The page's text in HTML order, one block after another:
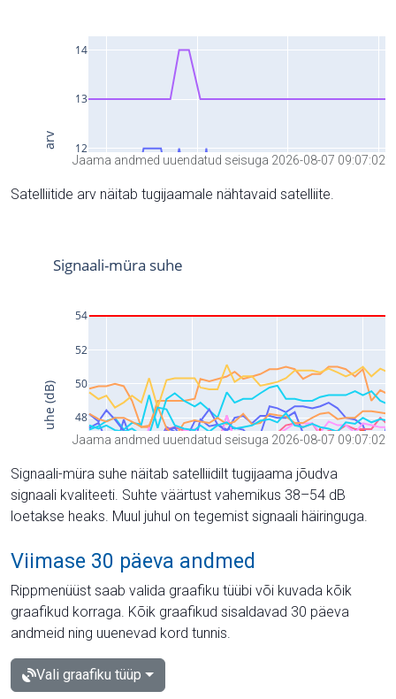
Jaama andmed uuendatud seisuga 2026-08-07 09:07:02
Satelliitide arv näitab tugijaamale nähtavaid satelliite.
Jaama andmed uuendatud seisuga 2026-08-07 09:07:02
Signaali-müra suhe näitab satelliidilt tugijaama jõudva
signaali kvaliteeti. Suhte väärtust vahemikus 38–54 dB
loetakse heaks. Muul juhul on tegemist signaali häiringuga.
Viimase 30 päeva andmed
Rippmenüüst saab valida graafiku tüübi või kuvada kõik
graafikud korraga. Kõik graafikud sisaldavad 30 päeva
andmeid ning uuenevad kord tunnis.
Vali graafiku tüüp